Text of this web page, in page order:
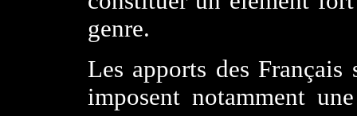
genre.
Les apports des
imposent notamment